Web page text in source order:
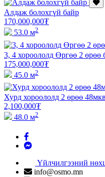
Алдаж болохгүй байр
170,000,000₮
53.0 м2
3, 4 хороололд Өргөө 2 өрөө
175,000,000₮
45.0 м2
Хурд хороололд 2 өрөө 48мкв
2,100,000₮
48.0 м2
Үйлчилгээний
info@osmo.mn